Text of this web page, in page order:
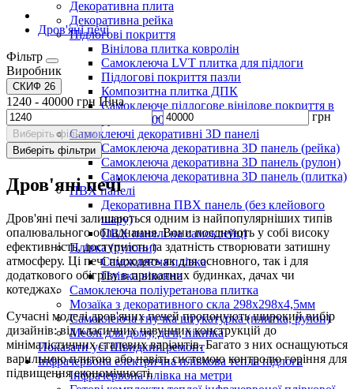
Декоративна плита
Декоративна рейка
Підлогові покриття
Вінілова плитка ковролін
Самоклеюча LVT плитка для підлоги
Підлогові покриття пазли
Композитна плитка ДПК
Самоклеюче підлогове вінілове покриття в
рулоні 3000х600х1,5мм
Самоклеючі декоративні 3D панелі
Самоклеюча декоративна 3D панель (рейка)
Самоклеюча декоративна 3D панель (рулон)
Самоклеюча декоративна 3D панель (плитка)
ПВХ панелі
Декоративна ПВХ панель (без клейового
шару)
ПВХ панелі на самоклейці
Плівка (рулони)
Самоклеюча плівка
Плівка віконна
Самоклеюча поліуретанова плитка
Мозаїка з декоративного скла 298х298х4,5мм
Самоклеюча гнучка штукатурка (плитка, рулон)
Меблі для дому, дачі, пікніка
Показати усі Швидкий ремонт
Інфрачервона електрична плівкова тепла підлога
Інфрачервона плівка на метри
Дров'яні печі
Фільтр
Виробник
СКИФ 26
1240 - 40000 грн Ціна
-
грн
Виберіть фільтри
Виберіть фільтри
Дров'яні печі
Дров'яні печі залишаються одним із найпопулярніших типів
опалювального обладнання. Вони поєднують у собі високу
ефективність, доступність та здатність створювати затишну
атмосферу. Ці печі підходять як для основного, так і для
додаткового обігріву в приватних будинках, дачах чи
котеджах.
Сучасні моделі дров'яних печей пропонують широкий вибір
дизайнів: від класичних чавунних конструкцій до
мінімалістичних сталевих варіантів. Багато з них оснащуються
варильною плитою або навіть системою контролю горіння для
підвищення економічності.